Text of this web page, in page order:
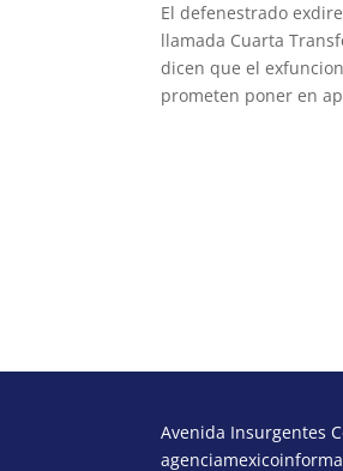
El defenestrado
llamada Cuarta
dicen que el
prometen poner en
Avenida Insurgentes